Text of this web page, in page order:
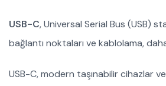
USB-C, Universal Serial Bus (USB)
bağlantı noktaları ve kablolama, daha
USB-C, modern taşınabilir cihazlar